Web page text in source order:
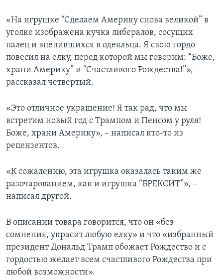
«На игрушке “Сделаем Америку снова великой” в
уголке изображена кучка либералов, сосущих
палец и вцепившихся в одеяльца. Я свою гордо
повесил на елку, перед которой мы говорим: “Боже,
храни Америку” и “Счастливого Рождества!”», –
рассказал четвертый.
«Это отличное украшение! Я так рад, что мы
встретим новый год с Трампом и Пенсом у руля!
Боже, храни Америку», – написал кто-то из
рецензентов.
«К сожалению, эта игрушка оказалась таким же
разочарованием, как и игрушка “БРЕКСИТ”», –
написал другой.
В описании товара говорится, что он «без
сомнения, украсит любую елку» и что «избранный
президент Дональд Трамп обожает Рождество и с
гордостью желает всем счастливого Рождества при
любой возможности».